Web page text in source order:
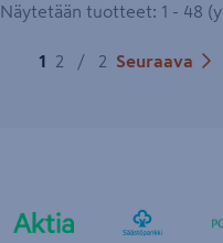
Näytetään tuotteet: 1 - 48
1 2 / 2 Seuraava